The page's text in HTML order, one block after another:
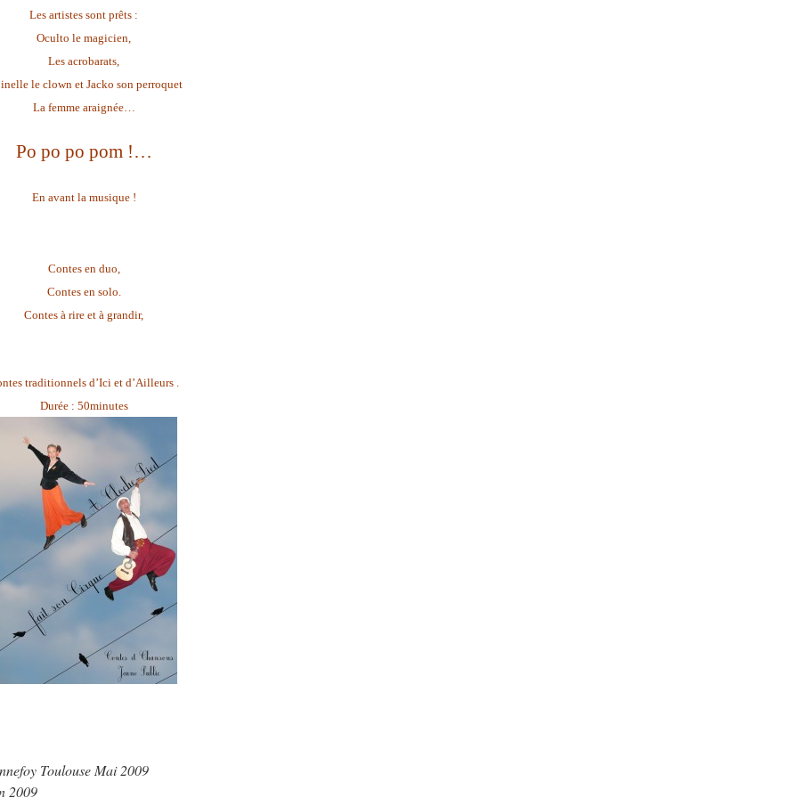
Les artistes sont prêts :
Oculto le magicien,
Les acrobarats,
le clown et Jacko son perroquet
La femme araignée…
Po po po pom !…
En avant la musique !
Contes en duo,
Contes en solo.
Contes à rire et à grandir,
traditionnels d’Ici et d’Ailleurs .
Durée : 50minutes
Toulouse Mai 2009
2009